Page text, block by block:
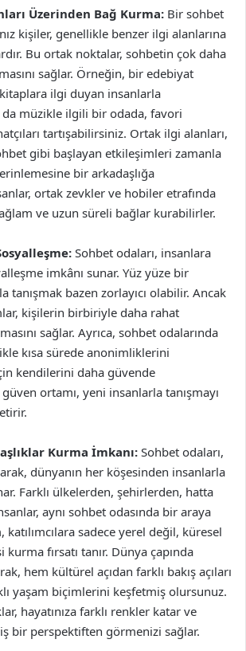
Üzerinden Bağ Kurma: Bir sohbet
kişiler, genellikle benzer ilgi alanlarına
Bu ortak noktalar, sohbetin çok daha
sağlar. Örneğin, bir edebiyat
ilgi duyan insanlarla
da müzikle ilgili bir odada, favori
tartışabilirsiniz. Ortak ilgi alanları,
gibi başlayan etkileşimleri zamanla
bir arkadaşlığa
ortak zevkler ve hobiler etrafında
ve uzun süreli bağlar kurabilirler.
Sohbet odaları, insanlara
imkânı sunar. Yüz yüze bir
tanışmak bazen zorlayıcı olabilir. Ancak
kişilerin birbiriyle daha rahat
sağlar. Ayrıca, sohbet odalarında
kısa sürede anonimliklerini
kendilerini daha güvende
ortamı, yeni insanlarla tanışmayı
Kurma İmkanı: Sohbet odaları,
dünyanın her köşesinden insanlarla
Farklı ülkelerden, şehirlerden, hatta
aynı sohbet odasında bir araya
sadece yerel değil, küresel
fırsatı tanır. Dünya çapında
hem kültürel açıdan farklı bakış açıları
yaşam biçimlerini keşfetmiş olursunuz.
hayatınıza farklı renkler katar ve
bir perspektiften görmenizi sağlar.